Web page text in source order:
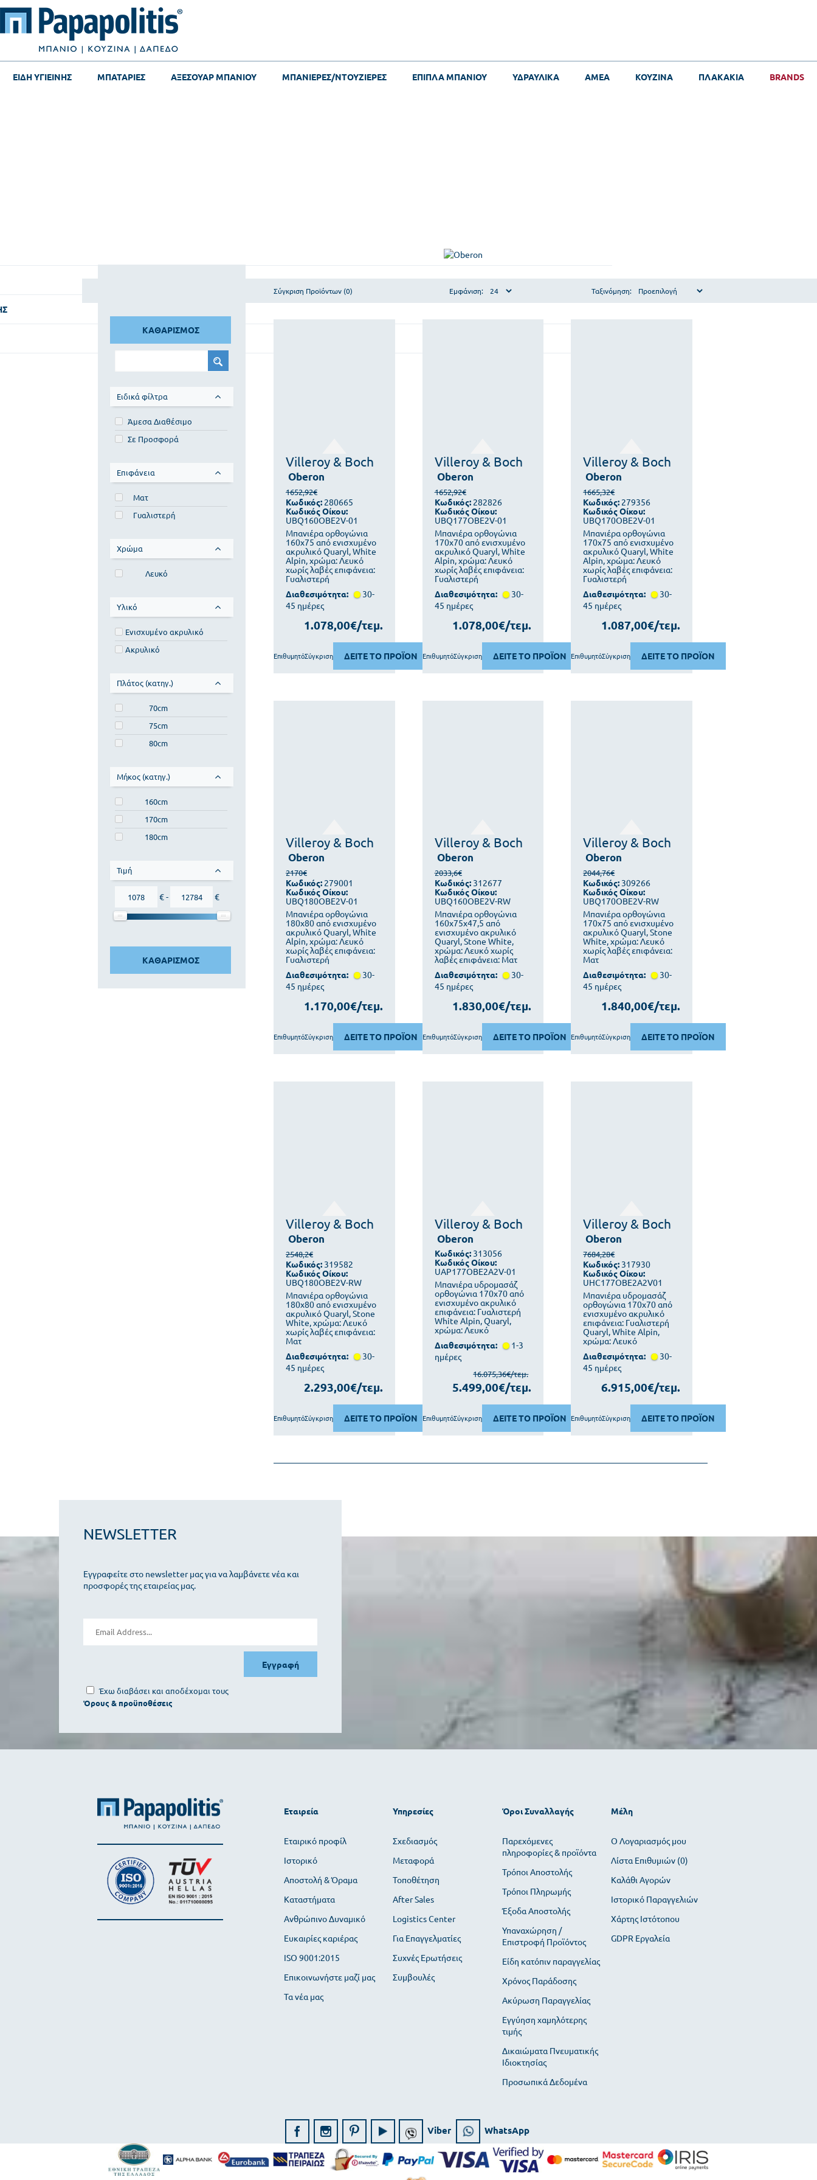
ΕΙΔΗ ΥΓΙΕΙΝΗΣ ΜΠΑΤΑΡΙΕΣ ΑΞΕΣΟΥΑΡ ΜΠΑΝΙΟΥ ΜΠΑΝΙΕΡΕΣ/ΝΤΟΥΖΙΕΡΕΣ ΕΠΙΠΛΑ ΜΠΑΝΙΟΥ ΥΔΡΑΥΛΙΚΑ ΑΜΕΑ ΚΟΥΖΙΝΑ ΠΛΑΚΑΚΙΑ BRANDS
ΚΑΘΑΡΙΣΜΟΣ
Ειδικά φίλτρα
Άμεσα Διαθέσιμο
Σε Προσφορά
Επιφάνεια
Ματ
Γυαλιστερή
Χρώμα
Λευκό
Υλικό
Ενισχυμένο ακρυλικό
Ακρυλικό
Πλάτος (κατηγ.)
70cm
75cm
80cm
Μήκος (κατηγ.)
160cm
170cm
180cm
Τιμή
€ - €
ΚΑΘΑΡΙΣΜΟΣ
Σύγκριση Προϊόντων (0) Εμφάνιση: Ταξινόμηση:
Villeroy & Boch
Oberon
Μπανιέρα ορθογώνια
160x75 από ενισχυμένο
ακρυλικό Quaryl, White
Alpin, χρώμα: Λευκό
χωρίς λαβές επιφάνεια:
Γυαλιστερή
1652,92€
Κωδικός: 280665
Κωδικός Οίκου:
UBQ160OBE2V-01
Διαθεσιμότητα:
30-
45 ημέρες
1.078,00€/τεμ.
ΔΕΙΤΕ ΤΟ ΠΡΟΪΟΝ
ΕπιθυμητόΣύγκριση
Villeroy & Boch
Oberon
Μπανιέρα ορθογώνια
170x70 από ενισχυμένο
ακρυλικό Quaryl, White
Alpin, χρώμα: Λευκό
χωρίς λαβές επιφάνεια:
Γυαλιστερή
1652,92€
Κωδικός:282826
Κωδικός Οίκου:
UBQ177OBE2V-01
Διαθεσιμότητα:
30-
45 ημέρες
1.078,00€/τεμ.
ΔΕΙΤΕ ΤΟ ΠΡΟΪΟΝ
ΕπιθυμητόΣύγκριση
Villeroy & Boch
Oberon
Μπανιέρα ορθογώνια
170x75 από ενισχυμένο
ακρυλικό Quaryl, White
Alpin, χρώμα: Λευκό
χωρίς λαβές επιφάνεια:
Γυαλιστερή
1665,32€
Κωδικός: 279356
Κωδικός Οίκου:
UBQ170OBE2V-01
Διαθεσιμότητα:
30-
45 ημέρες
1.087,00€/τεμ.
ΔΕΙΤΕ ΤΟ ΠΡΟΪΟΝ
ΕπιθυμητόΣύγκριση
Villeroy & Boch
Oberon
Μπανιέρα ορθογώνια
180x80 από ενισχυμένο
ακρυλικό Quaryl, White
Alpin, χρώμα: Λευκό
χωρίς λαβές επιφάνεια:
Γυαλιστερή
2170€
Κωδικός: 279001
Κωδικός Οίκου:
UBQ180OBE2V-01
Διαθεσιμότητα:
30-
45 ημέρες
1.170,00€/τεμ.
ΔΕΙΤΕ ΤΟ ΠΡΟΪΟΝ
ΕπιθυμητόΣύγκριση
Villeroy & Boch
Oberon
Μπανιέρα ορθογώνια
160x75x47,5 από
ενισχυμένο ακρυλικό
Quaryl, Stone White,
χρώμα: Λευκό χωρίς
λαβές επιφάνεια: Ματ
2033,6€
Κωδικός:312677
Κωδικός Οίκου:
UBQ160OBE2V-RW
Διαθεσιμότητα:
30-
45 ημέρες
1.830,00€/τεμ.
ΔΕΙΤΕ ΤΟ ΠΡΟΪΟΝ
ΕπιθυμητόΣύγκριση
Villeroy & Boch
Oberon
Μπανιέρα ορθογώνια
170x75 από ενισχυμένο
ακρυλικό Quaryl, Stone
White, χρώμα: Λευκό
χωρίς λαβές επιφάνεια:
Ματ
2044,76€
Κωδικός: 309266
Κωδικός Οίκου:
UBQ170OBE2V-RW
Διαθεσιμότητα:
30-
45 ημέρες
1.840,00€/τεμ.
ΔΕΙΤΕ ΤΟ ΠΡΟΪΟΝ
ΕπιθυμητόΣύγκριση
Villeroy & Boch
Oberon
Μπανιέρα ορθογώνια
180x80 από ενισχυμένο
ακρυλικό Quaryl, Stone
White, χρώμα: Λευκό
χωρίς λαβές επιφάνεια:
Ματ
2548,2€
Κωδικός: 319582
Κωδικός Οίκου:
UBQ180OBE2V-RW
Διαθεσιμότητα:
30-
45 ημέρες
2.293,00€/τεμ.
ΔΕΙΤΕ ΤΟ ΠΡΟΪΟΝ
ΕπιθυμητόΣύγκριση
Villeroy & Boch
Oberon
Μπανιέρα υδρομασάζ
ορθογώνια 170x70 από
ενισχυμένο ακρυλικό
επιφάνεια: Γυαλιστερή
White Alpin, Quaryl,
χρώμα: Λευκό
Κωδικός:313056
Κωδικός Οίκου:
UAP177OBE2A2V-01
Διαθεσιμότητα:
1-3
ημέρες
16.075,36€/τεμ.
5.499,00€/τεμ.
ΔΕΙΤΕ ΤΟ ΠΡΟΪΟΝ
ΕπιθυμητόΣύγκριση
Villeroy & Boch
Oberon
Μπανιέρα υδρομασάζ
ορθογώνια 170x70 από
ενισχυμένο ακρυλικό
επιφάνεια: Γυαλιστερή
Quaryl, White Alpin,
χρώμα: Λευκό
7684,28€
Κωδικός: 317930
Κωδικός Οίκου:
UHC177OBE2A2V01
Διαθεσιμότητα:
30-
45 ημέρες
6.915,00€/τεμ.
ΔΕΙΤΕ ΤΟ ΠΡΟΪΟΝ
ΕπιθυμητόΣύγκριση
NEWSLETTER
Εγγραφείτε στο newsletter μας για να λαμβάνετε νέα και
προσφορές της εταιρείας μας.
Εγγραφή
Έχω διαβάσει και αποδέχομαι τους
Εταιρεία
Εταιρικό προφίλ
Ιστορικό
Αποστολή & Όραμα
Καταστήματα
Ανθρώπινο Δυναμικό
Ευκαιρίες καριέρας
ISO 9001:2015
Επικοινωνήστε μαζί μας
Τα νέα μας
Υπηρεσίες
Σχεδιασμός
Μεταφορά
Τοποθέτηση
After Sales
Logistics Center
Για Επαγγελματίες
Συχνές Ερωτήσεις
Συμβουλές
Όροι Συναλλαγής
Παρεχόμενες
πληροφορίες & προϊόντα
Τρόποι Αποστολής
Τρόποι Πληρωμής
Έξοδα Αποστολής
Υπαναχώρηση /
Επιστροφή Προϊόντος
Είδη κατόπιν παραγγελίας
Χρόνος Παράδοσης
Ακύρωση Παραγγελίας
Εγγύηση χαμηλότερης
τιμής
Δικαιώματα Πνευματικής
Ιδιοκτησίας
Προσωπικά Δεδομένα
Μέλη
O Λογαριασμός μου
Λίστα Επιθυμιών (0)
Καλάθι Αγορών
Ιστορικό Παραγγελιών
Χάρτης Ιστότοπου
GDPR Εργαλεία
Viber WhatsApp